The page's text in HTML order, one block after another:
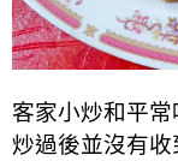
客家小炒和平
炒過後並沒有收